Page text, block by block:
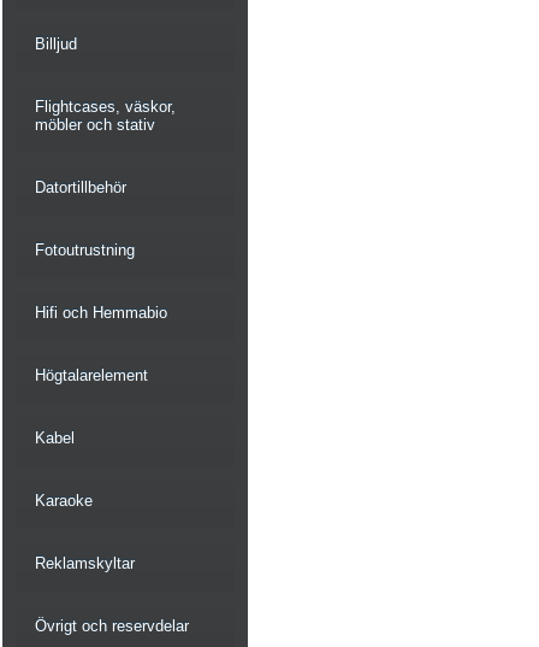
Billjud
Flightcases, väskor,
möbler och stativ
Datortillbehör
Fotoutrustning
Hifi och Hemmabio
Högtalarelement
Kabel
Karaoke
Reklamskyltar
Övrigt och reservdelar